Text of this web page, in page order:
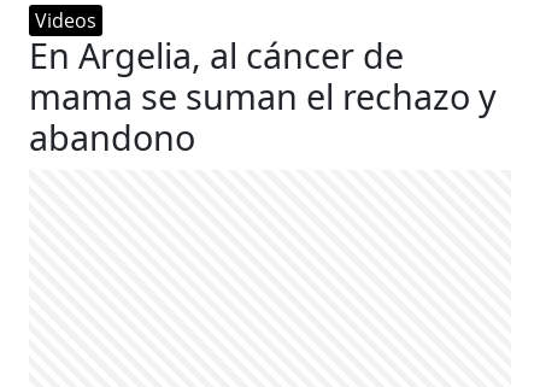
Videos
En Argelia, al cáncer de
mama se suman el rechazo y
abandono